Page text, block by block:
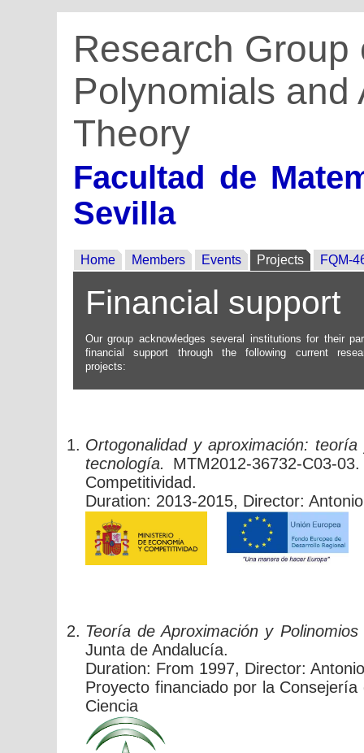
Research
Polynomials and
Theory
Facultad de
Sevilla
Home Members Events Projects FQM-
Financial support
Our group acknowledges several institutions for their
financial support through the following current
projects:
Ortogonalidad y aproximación:
tecnología. MTM2012-36732-C03-
Competitividad.
Duration: 2013-2015, Director:
Teoría de Aproximación y
Junta de Andalucía.
Duration: From 1997, Director:
Proyecto financiado por la
Ciencia